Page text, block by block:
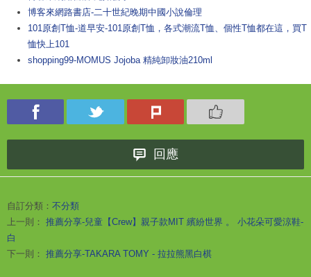
博客來網路書店-二十世紀晚期中國小說倫理
101原創T恤-道早安-101原創T恤，各式潮流T恤、個性T恤都在這，買T
恤快上101
shopping99-MOMUS Jojoba 精純卸妝油210ml
回應
自訂分類： 不分類
上一則： 推薦分享-兒童【Crew】親子款MIT 繽紛世界 。 小花朵可愛涼鞋-
白
下一則： 推薦分享-TAKARA TOMY - 拉拉熊黑白棋